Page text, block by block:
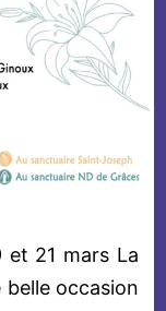
et 21 mars La
occasion